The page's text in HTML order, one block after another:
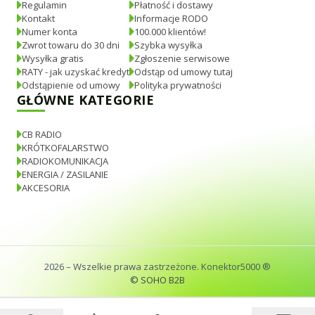
Regulamin
Kontakt
Numer konta
Zwrot towaru do 30 dni
Wysyłka gratis
RATY - jak uzyskać kredyt
Odstąpienie od umowy
Płatność i dostawy
Informacje RODO
100.000 klientów!
Szybka wysyłka
Zgłoszenie serwisowe
Odstąp od umowy tutaj
Polityka prywatności
GŁÓWNE KATEGORIE
CB RADIO
KRÓTKOFALARSTWO
RADIOKOMUNIKACJA
ENERGIA / ZASILANIE
AKCESORIA
2026– Wszelkie prawa zastrzeżone. Konektor5000 ®
© SOHO B2B